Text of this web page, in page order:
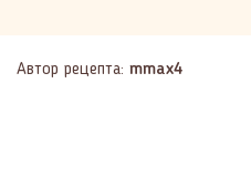
Автор рецепта: mmax4